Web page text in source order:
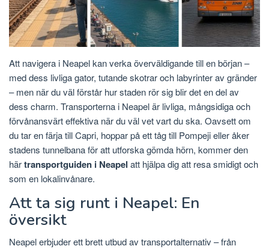
Att navigera i Neapel kan verka överväldigande till en början –
med dess livliga gator, tutande skotrar och labyrinter av gränder
– men när du väl förstår hur staden rör sig blir det en del av
dess charm. Transporterna i Neapel är livliga, mångsidiga och
förvånansvärt effektiva när du väl vet vart du ska. Oavsett om
du tar en färja till Capri, hoppar på ett tåg till Pompeji eller åker
stadens tunnelbana för att utforska gömda hörn, kommer den
härtransportguiden i Neapel att hjälpa dig att resa smidigt och
som en lokalinvånare.
Att ta sig runt i Neapel: En
översikt
Neapel erbjuder ett brett utbud av transportalternativ – från